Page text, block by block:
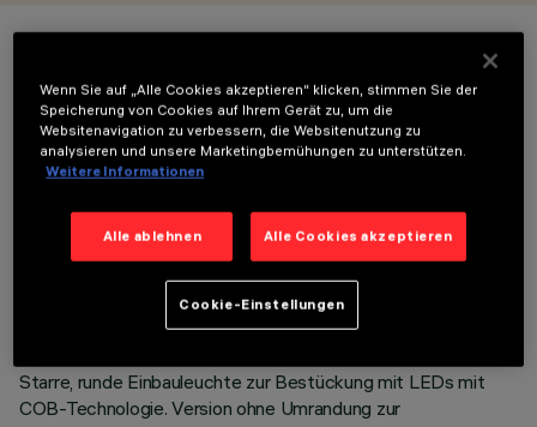
TECHNISCHE DATEN
LETZTES UPDATE: 01.08.2026
Starre, runde Einbauleuchte zur Bestückung mit LEDs mit
COB-Technologie. Version ohne Umrandung zur
Wenn Sie auf „Alle Cookies akzeptieren“ klicken, stimmen Sie der
Speicherung von Cookies auf Ihrem Gerät zu, um die
Websitenavigation zu verbessern, die Websitenutzung zu
analysieren und unsere Marketingbemühungen zu unterstützen.
Weitere Informationen
Alle ablehnen Alle Cookies akzeptieren
Cookie-Einstellungen